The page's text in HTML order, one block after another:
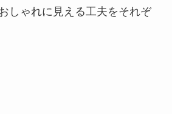
しゃれに見える工夫をそれぞ